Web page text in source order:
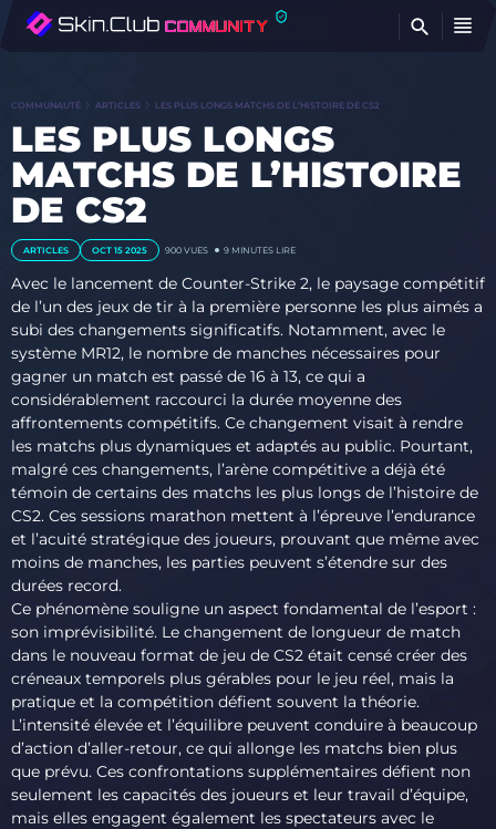
COMMUNAUTÉ ARTICLES LES PLUS LONGS MATCHS DE L’HISTOIRE DE CS2
LES PLUS LONGS
MATCHS DE L’HISTOIRE
DE CS2
ARTICLES OCT 15 2025 900 VUES 9 MINUTES LIRE
Avec le lancement de Counter-Strike 2, le paysage compétitif
de l’un des jeux de tir à la première personne les plus aimés a
subi des changements significatifs. Notamment, avec le
système MR12, le nombre de manches nécessaires pour
gagner un match est passé de 16 à 13, ce qui a
considérablement raccourci la durée moyenne des
affrontements compétitifs. Ce changement visait à rendre
les matchs plus dynamiques et adaptés au public. Pourtant,
malgré ces changements, l’arène compétitive a déjà été
témoin de certains des matchs les plus longs de l’histoire de
CS2. Ces sessions marathon mettent à l’épreuve l’endurance
et l’acuité stratégique des joueurs, prouvant que même avec
moins de manches, les parties peuvent s’étendre sur des
durées record.
Ce phénomène souligne un aspect fondamental de l’esport :
son imprévisibilité. Le changement de longueur de match
dans le nouveau format de jeu de CS2 était censé créer des
créneaux temporels plus gérables pour le jeu réel, mais la
pratique et la compétition défient souvent la théorie.
L’intensité élevée et l’équilibre peuvent conduire à beaucoup
d’action d’aller-retour, ce qui allonge les matchs bien plus
que prévu. Ces confrontations supplémentaires défient non
seulement les capacités des joueurs et leur travail d’équipe,
mais elles engagent également les spectateurs avec le